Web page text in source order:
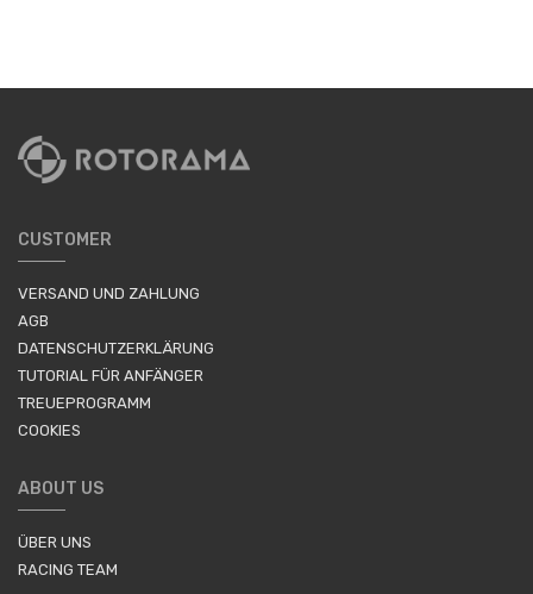
CUSTOMER
VERSAND UND ZAHLUNG
AGB
DATENSCHUTZERKLÄRUNG
TUTORIAL FÜR ANFÄNGER
TREUEPROGRAMM
COOKIES
ABOUT US
ÜBER UNS
RACING TEAM